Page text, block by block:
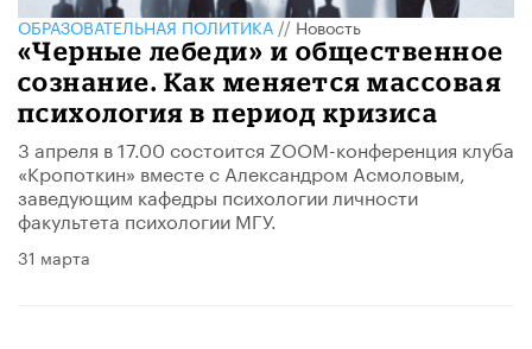
ОБРАЗОВАТЕЛЬНАЯ ПОЛИТИКА//Новость
«Черные лебеди» и общественное
сознание. Как меняется массовая
психология в период кризиса
3 апреля в 17.00 состоится ZOOM-конференция клуба
«Кропоткин» вместе с Александром Асмоловым,
заведующим кафедры психологии личности
факультета психологии МГУ.
31 марта